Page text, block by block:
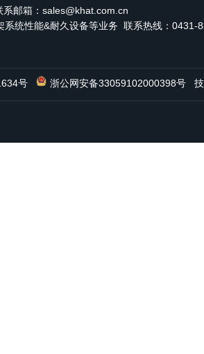
系邮箱：sales@khat.com.cn
系统性能&耐久设备等业务 联系热线：0431-
号 浙公网安备33059102000398号